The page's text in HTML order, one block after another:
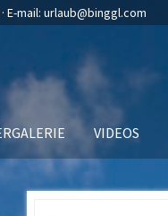
E-mail: urlaub@binggl.com
VIDEOS